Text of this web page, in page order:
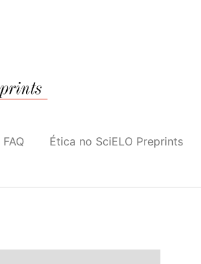
FAQ Ética no SciELO Preprints